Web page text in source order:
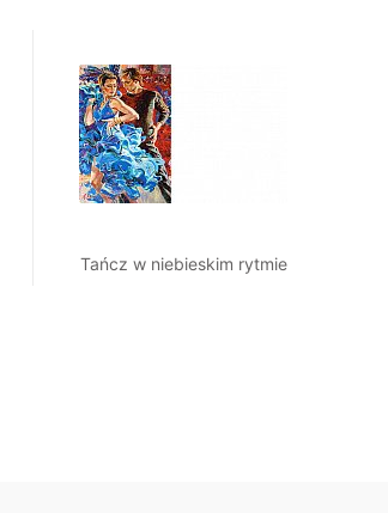
Tańcz w niebieskim rytmie